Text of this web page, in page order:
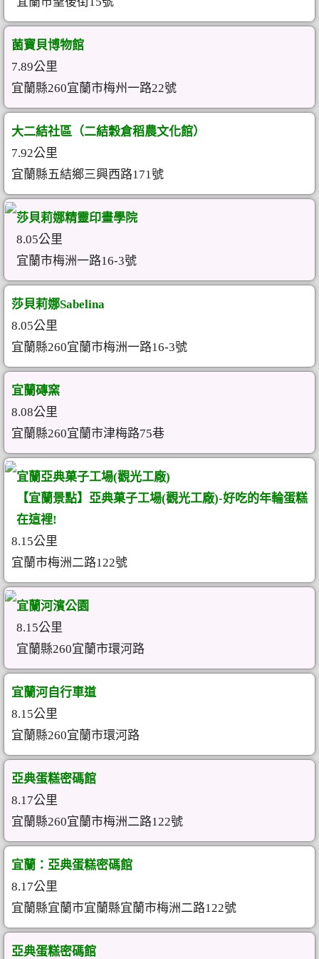
菌寶貝博物館
7.89公里
宜蘭縣260宜蘭市梅州一路22號
大二結社區（二結穀倉稻農文化館）
7.92公里
宜蘭縣五結鄉三興西路171號
莎貝莉娜精靈印畫學院
8.05公里
宜蘭市梅洲一路16-3號
莎貝莉娜Sabelina
8.05公里
宜蘭縣260宜蘭市梅洲一路16-3號
宜蘭磚窯
8.08公里
宜蘭縣260宜蘭市津梅路75巷
宜蘭亞典菓子工場(觀光工廠)
【宜蘭景點】亞典菓子工場(觀光工廠)-好吃的年輪蛋糕
在這裡!
8.15公里
宜蘭市梅洲二路122號
宜蘭河濱公園
8.15公里
宜蘭縣260宜蘭市環河路
宜蘭河自行車道
8.15公里
宜蘭縣260宜蘭市環河路
亞典蛋糕密碼館
8.17公里
宜蘭縣260宜蘭市梅洲二路122號
宜蘭：亞典蛋糕密碼館
8.17公里
宜蘭縣宜蘭市宜蘭縣宜蘭市梅洲二路122號
亞典蛋糕密碼館